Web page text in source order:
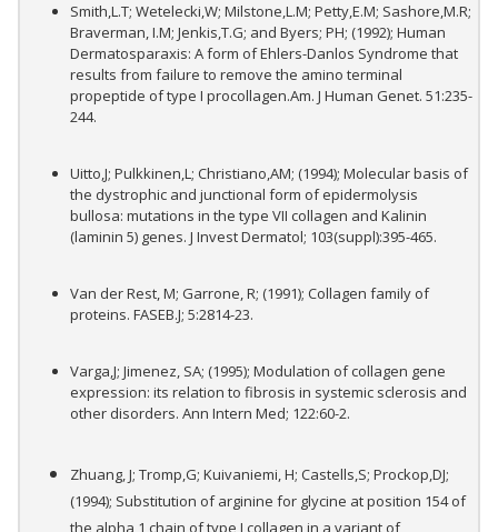
Smith,L.T; Wetelecki,W; Milstone,L.M; Petty,E.M; Sashore,M.R;
Braverman, I.M; Jenkis,T.G; and Byers; PH; (1992); Human
Dermatosparaxis: A form of Ehlers-Danlos Syndrome that
results from failure to remove the amino terminal
propeptide of type I procollagen.Am. J Human Genet. 51:235-
244.
Uitto,J; Pulkkinen,L; Christiano,AM; (1994); Molecular basis of
the dystrophic and junctional form of epidermolysis
bullosa: mutations in the type VII collagen and Kalinin
(laminin 5) genes. J Invest Dermatol; 103(suppl):395-465.
Van der Rest, M; Garrone, R; (1991); Collagen family of
proteins. FASEB.J; 5:2814-23.
Varga,J; Jimenez, SA; (1995); Modulation of collagen gene
expression: its relation to fibrosis in systemic sclerosis and
other disorders. Ann Intern Med; 122:60-2.
Zhuang, J; Tromp,G; Kuivaniemi, H; Castells,S; Prockop,DJ;
(1994); Substitution of arginine for glycine at position 154 of
the alpha 1 chain of type I collagen in a variant of